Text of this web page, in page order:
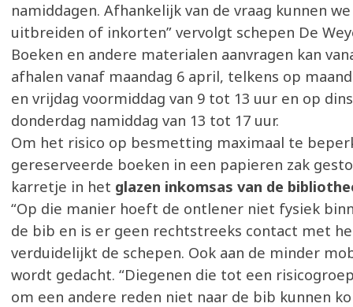
namiddagen. Afhankelijk van de vraag kunnen
uitbreiden of inkorten” vervolgt schepen De
Boeken en andere materialen aanvragen kan
afhalen vanaf maandag 6 april, telkens op
en vrijdag voormiddag van 9 tot 13 uur en op
donderdag namiddag van 13 tot 17 uur.
Om het risico op besmetting maximaal te
gereserveerde boeken in een papieren zak
karretje in het glazen inkomsas van de
“Op die manier hoeft de ontlener niet fysiek
de bib en is er geen rechtstreeks contact met
verduidelijkt de schepen. Ook aan de minder
wordt gedacht. “Diegenen die tot een
om een andere reden niet naar de bib kunnen